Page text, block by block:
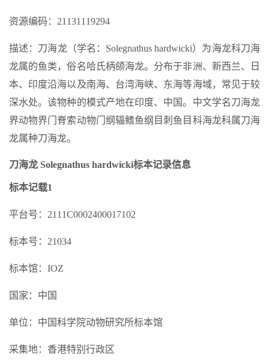
资源编码：21131119294
描述：刀海龙（学名：Solegnathus hardwicki）为海龙科刀海
龙属的鱼类，俗名哈氏柄颌海龙。分布于非洲、新西兰、日
本、印度沿海以及南海、台湾海峡、东海等海域，常见于较
深水处。该物种的模式产地在印度、中国。中文学名刀海龙
界动物界门脊索动物门纲辐鳍鱼纲目刺鱼目科海龙科属刀海
龙属种刀海龙。
刀海龙 Solegnathus hardwicki标本记录信息
标本记载1
平台号：2111C0002400017102
标本号：21034
标本馆：IOZ
国家：中国
单位：中国科学院动物研究所标本馆
采集地：香港特别行政区